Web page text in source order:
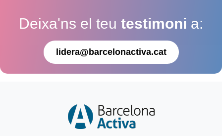
Deixa'ns el teu testimoni a:
lidera@barcelonactiva.cat